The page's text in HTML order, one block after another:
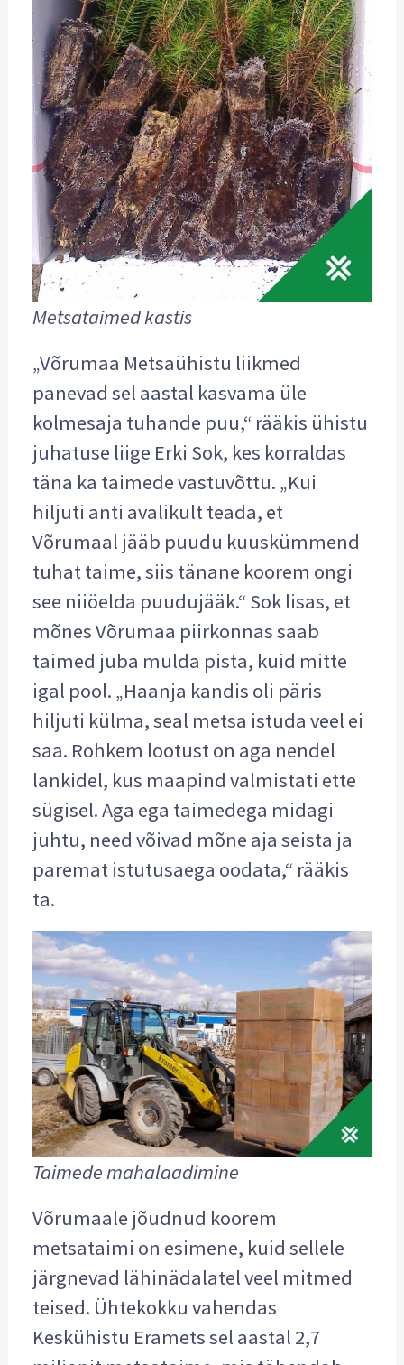
Metsataimed kastis
„Võrumaa Metsaühistu liikmed
panevad sel aastal kasvama üle
kolmesaja tuhande puu,“ rääkis ühistu
juhatuse liige Erki Sok, kes korraldas
täna ka taimede vastuvõttu. „Kui
hiljuti anti avalikult teada, et
Võrumaal jääb puudu kuuskümmend
tuhat taime, siis tänane koorem ongi
see niiöelda puudujääk.“ Sok lisas, et
mõnes Võrumaa piirkonnas saab
taimed juba mulda pista, kuid mitte
igal pool. „Haanja kandis oli päris
hiljuti külma, seal metsa istuda veel ei
saa. Rohkem lootust on aga nendel
lankidel, kus maapind valmistati ette
sügisel. Aga ega taimedega midagi
juhtu, need võivad mõne aja seista ja
paremat istutusaega oodata,“ rääkis
ta.
Taimede mahalaadimine
Võrumaale jõudnud koorem
metsataimi on esimene, kuid sellele
järgnevad lähinädalatel veel mitmed
teised. Ühtekokku vahendas
Keskühistu Eramets sel aastal 2,7